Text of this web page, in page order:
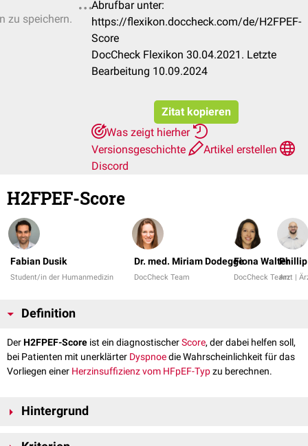
zu speichern.
Abrufbar unter:
https://flexikon.doccheck.com/de/H2FPEF-
Score
DocCheck Flexikon 30.04.2021. Letzte
Bearbeitung 10.09.2024
Zitat kopieren
Was zeigt hierher
Versionsgeschichte
Artikel erstellen
Discord
H2FPEF-Score
Fabian Dusik
Student/in der Humanmedizin
Dr. med. Miriam Dodegge
DocCheck Team
Fiona Walter
DocCheck TeamArzt |
Definition
DerH2FPEF-Score ist ein diagnostischerScore, der dabei helfen soll,
bei Patienten mit unerklärter Dyspnoedie Wahrscheinlichkeit für das
Vorliegen einer Herzinsuffizienz vom HFpEF-Typzu berechnen.
Hintergrund